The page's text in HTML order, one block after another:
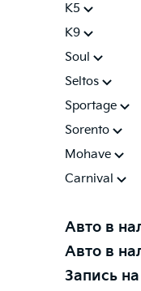
K5
K9
Soul
Seltos
Sportage
Sorento
Mohave
Carnival
Авто в
Авто в
Запись